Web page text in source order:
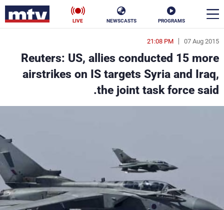
PROGRAMS
NEWSCASTS
LIVE
07 Aug 2015
21:08 PM
Reuters: US, allies conducted 15 more
airstrikes on IS targets Syria and Iraq,
the joint task force said.
en
الأخبار
سياسة ناس